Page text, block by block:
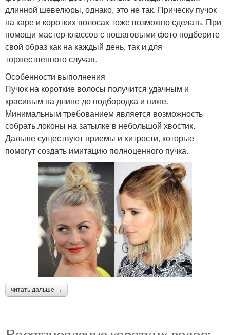
длинной шевелюры, однако, это не так. Прическу пучок
на каре и коротких волосах тоже возможно сделать. При
помощи мастер-классов с пошаговыми фото подберите
свой образ как на каждый день, так и для
торжественного случая.
Особенности выполнения
Пучок на короткие волосы получится удачным и
красивым на длине до подбородка и ниже.
Минимальным требованием является возможность
собрать локоны на затылке в небольшой хвостик.
Дальше существуют приемы и хитрости, которые
помогут создать имитацию полноценного пучка.
читать дальше →